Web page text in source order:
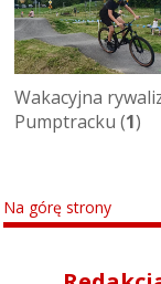
Wakacyjna
Pumptracku (1)
Na górę strony